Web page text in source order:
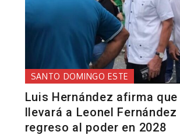
SANTO DOMINGO ESTE
Luis Hernández afirma
llevará a Leonel Fernández
regreso al poder en 2028